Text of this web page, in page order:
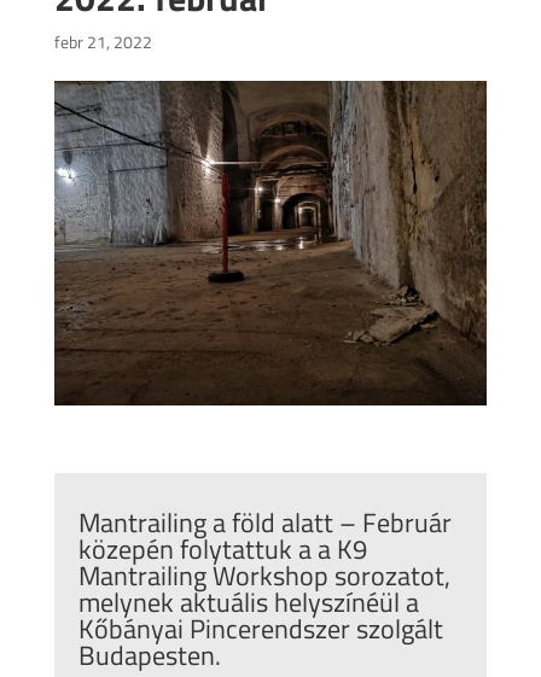
febr 21, 2022
Mantrailing a föld alatt – Február
közepén folytattuk a a K9
Mantrailing Workshop sorozatot,
melynek aktuális helyszínéül a
Kőbányai Pincerendszer szolgált
Budapesten.